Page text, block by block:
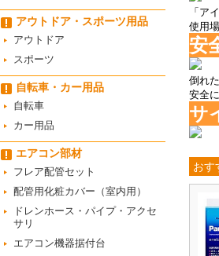
アウトドア・スポーツ用品
アウトドア
スポーツ
自転車・カー用品
自転車
カー用品
エアコン部材
フレア配管セット
配管用化粧カバー（室内用）
ドレンホース・パイプ・アクセ
サリ
エアコン機器据付台
「ア
使用
安
倒れ
安全
サ
おす